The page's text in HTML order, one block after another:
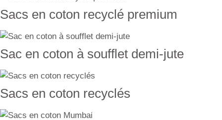
Sacs en coton recyclé premium
Sac en coton à soufflet demi-jute
Sacs en coton recyclés